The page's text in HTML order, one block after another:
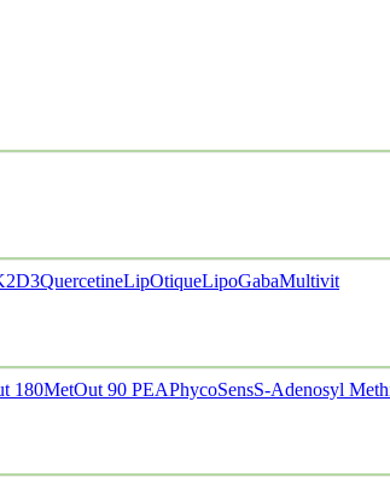
QuercetineLipOtiqueLipoGabaMultivit
180MetOut 90 PEAPhycoSensS-Adenosyl